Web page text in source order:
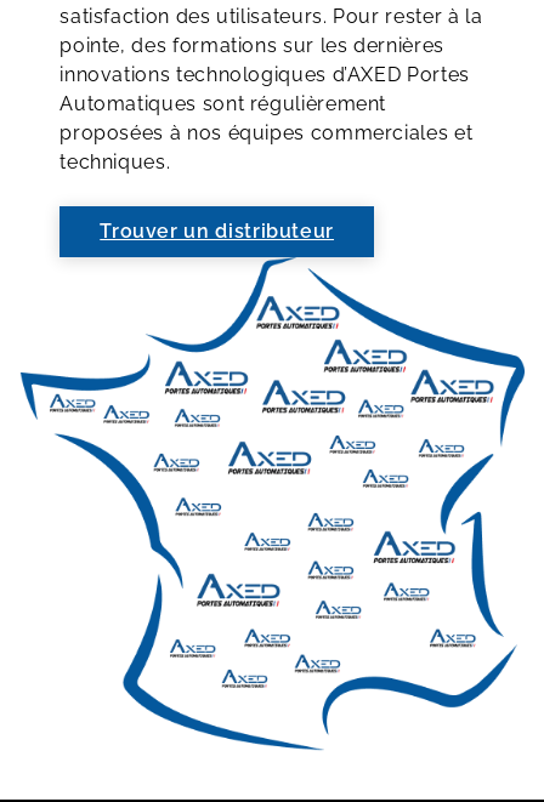
satisfaction des utilisateurs. Pour rester à la
pointe, des formations sur les dernières
innovations technologiques d’AXED Portes
Automatiques sont régulièrement
proposées à nos équipes commerciales et
techniques.
Trouver un distributeur